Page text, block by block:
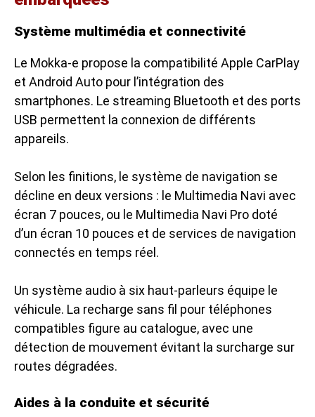
Système multimédia et connectivité
Le Mokka-e propose la compatibilité Apple CarPlay
et Android Auto pour l’intégration des
smartphones. Le streaming Bluetooth et des ports
USB permettent la connexion de différents
appareils.
Selon les finitions, le système de navigation se
décline en deux versions : le Multimedia Navi avec
écran 7 pouces, ou le Multimedia Navi Pro doté
d’un écran 10 pouces et de services de navigation
connectés en temps réel.
Un système audio à six haut-parleurs équipe le
véhicule. La recharge sans fil pour téléphones
compatibles figure au catalogue, avec une
détection de mouvement évitant la surcharge sur
routes dégradées.
Aides à la conduite et sécurité